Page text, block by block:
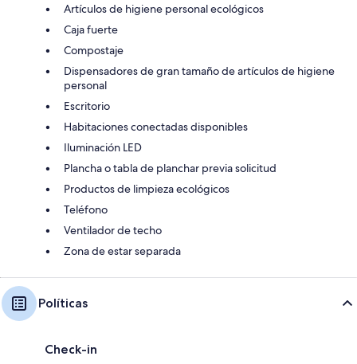
Artículos de higiene personal ecológicos
Caja fuerte
Compostaje
Dispensadores de gran tamaño de artículos de higiene
personal
Escritorio
Habitaciones conectadas disponibles
Iluminación LED
Plancha o tabla de planchar previa solicitud
Productos de limpieza ecológicos
Teléfono
Ventilador de techo
Zona de estar separada
Políticas
Check-in